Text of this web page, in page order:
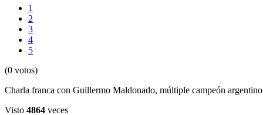
1
2
3
4
5
(0 votos)
Charla franca con Guillermo Maldonado, múltiple campeón
Visto 4864 veces